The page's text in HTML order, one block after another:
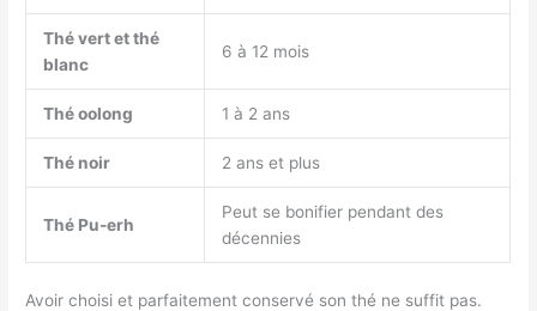
Thé vert et thé
blanc
6 à 12 mois
Thé oolong 1 à 2 ans
Thé noir 2 ans et plus
Thé Pu-erh
Peut se bonifier pendant des
décennies
Avoir choisi et parfaitement conservé son thé ne suffit pas.